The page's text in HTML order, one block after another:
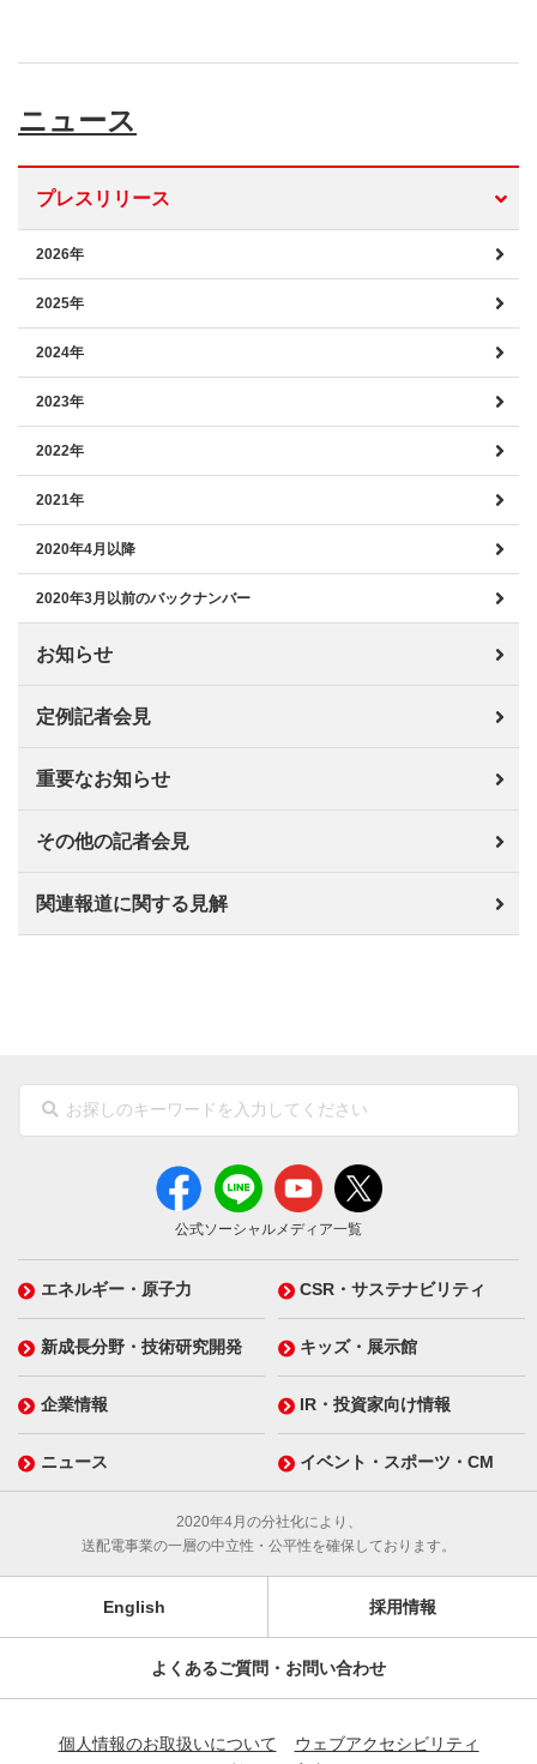
ニュース
プレスリリース
2026年
2025年
2024年
2023年
2022年
2021年
2020年4月以降
2020年3月以前のバックナンバー
お知らせ
定例記者会見
重要なお知らせ
その他の記者会見
関連報道に関する見解
公式ソーシャルメディア一覧
エネルギー・原子力 CSR・サステナビリティ
新成長分野・技術研究開発 キッズ・展示館
企業情報 IR・投資家向け情報
ニュース イベント・スポーツ・CM
2020年4月の分社化により、
送配電事業の一層の中立性・公平性を確保しております。
English 採用情報
よくあるご質問・お問い合わせ
個人情報のお取扱いについて
ウェブアクセシビリティ